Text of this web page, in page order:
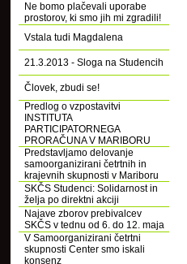
Ne bomo plačevali uporabe
prostorov, ki smo jih mi zgradili!
Vstala tudi Magdalena
21.3.2013 - Sloga na Studencih
Človek, zbudi se!
Predlog o vzpostavitvi
INSTITUTA
PARTICIPATORNEGA
PRORAČUNA V MARIBORU
Predstavljamo delovanje
samoorganizirani četrtnih in
krajevnih skupnosti v Mariboru
SKČS Studenci: Solidarnost in
želja po direktni akciji
Najave zborov prebivalcev
SKČS v tednu od 6. do 12. maja
V Samoorganizirani četrtni
skupnosti Center smo iskali
konsenz